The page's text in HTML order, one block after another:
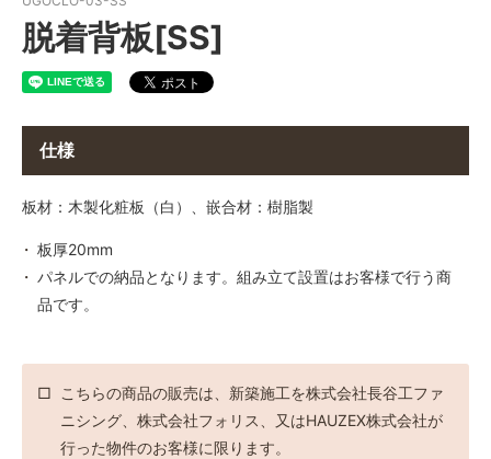
H：2400mm × W：790mm
H：2400mm × W：830mm
H：2400mm × W：840mm
H：2400mm × W：860mm
H：2400mm × W：880mm
H：2400mm × W：890mm
脱着背板[SS]
仕様
板材：木製化粧板（白）、嵌合材：樹脂製
板厚20mm
パネルでの納品となります。組み立て設置はお客様で行う商
品です。
こちらの商品の販売は、新築施工を株式会社長谷工ファ
ニシング、株式会社フォリス、又はHAUZEX株式会社が
行った物件のお客様に限ります。